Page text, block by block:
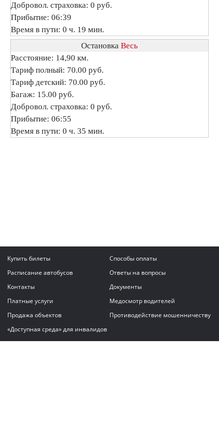
Добровол. страховка: 0 руб.
Прибытие: 06:39
Время в пути: 0 ч. 19 мин.
Остановка Весь
Расстояние: 14,90 км.
Тариф полный: 70.00 руб.
Тариф детский: 70.00 руб.
Багаж: 15.00 руб.
Добровол. страховка: 0 руб.
Прибытие: 06:55
Время в пути: 0 ч. 35 мин.
Купить билеты
Способы оплаты
Расписание автобусов
Ответы на вопросы
Контакты
Документы
Платные услуги
Медосмотр водителей
Продажа объектов
Противодействие мошенничеству
«Доступная среда» для инвалидов